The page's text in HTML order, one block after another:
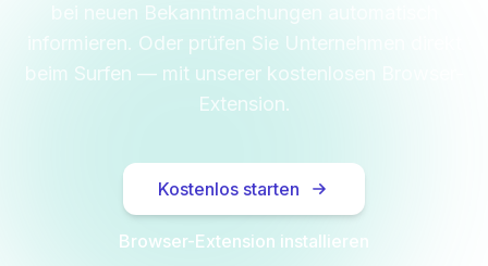
bei neuen Bekanntmachungen automatisch
informieren. Oder prüfen Sie Unternehmen direkt
beim Surfen — mit unserer kostenlosen Browser-
Extension.
Kostenlos starten
Browser-Extension installieren